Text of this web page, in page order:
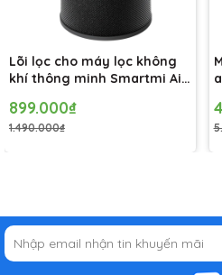
Lõi lọc cho máy lọc không
khí thông minh Smartmi Air
899.000₫
1.490.000₫